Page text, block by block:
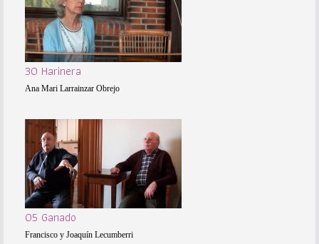
30 Harinera
Ana Mari Larrainzar Obrejo
05 Ganado
Francisco y Joaquín Lecumberri